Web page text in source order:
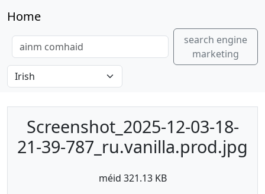
Home
search engine
marketing
Screenshot_2025-12-03-18-
21-39-787_ru.vanilla.prod.jpg
méid 321.13 KB